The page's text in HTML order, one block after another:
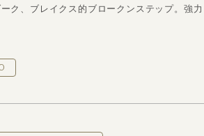
ク、ブレイクス的ブロークンステップ。強力